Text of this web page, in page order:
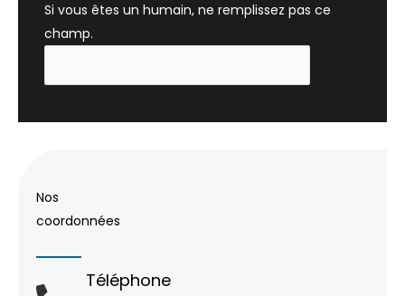
Si vous êtes un humain, ne remplissez pas ce
champ.
Nos
coordonnées
Téléphone